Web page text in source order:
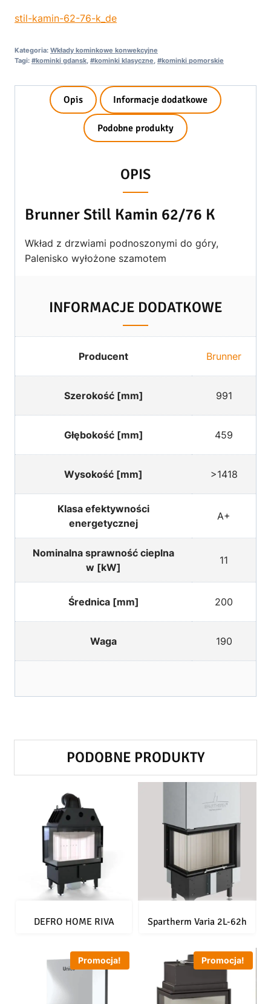
stil-kamin-62-76-k_de
Kategoria: Wkłady kominkowe konwekcyjne
Tagi: #kominki gdansk #kominki klasyczne #kominki pomorskie
Opis Informacje dodatkowe
Podobne produkty
OPIS
Brunner Still Kamin 62/76 K
Wkład z drzwiami podnoszonymi do góry,
Palenisko wyłożone szamotem
INFORMACJE DODATKOWE
Producent Brunner
Szerokość [mm] 991
Głębokość [mm] 459
Wysokość [mm] >1418
Klasa efektywności
energetycznej
A+
Nominalna sprawność cieplna
w [kW]
11
Średnica [mm] 200
Waga 190
PODOBNE PRODUKTY
DEFRO HOME RIVA Spartherm Varia 2L-62h
Promocja! Promocja!